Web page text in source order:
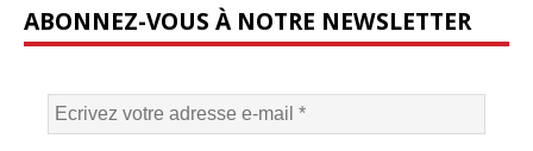
ABONNEZ-VOUS À NOTRE NEWSLETTER